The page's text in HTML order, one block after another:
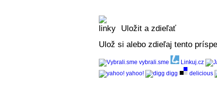
Uložit a zdieľať
Ulož si alebo zdieľaj tento
vybrali.sme
Linkuj.cz
yahoo!
digg delicious